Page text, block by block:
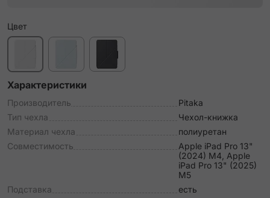
Цвет
Характеристики
Производитель
Pitaka
Тип чехла
Чехол-книжка
Материал чехла
полиуретан
Совместимость
Apple iPad Pro 13"
(2024) M4, Apple
iPad Pro 13" (2025)
M5
Подставка
есть